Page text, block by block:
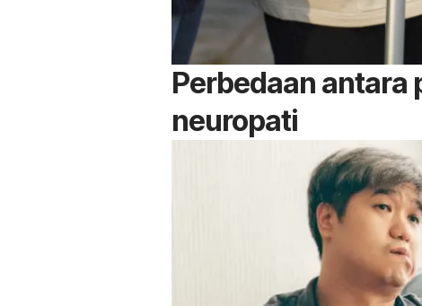
Perbedaan antara
neuropati